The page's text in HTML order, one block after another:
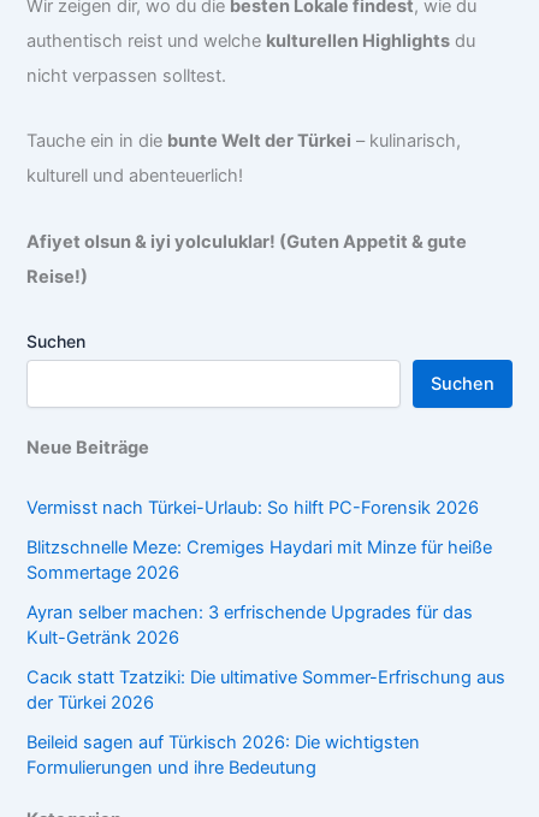
Wir zeigen dir, wo du die besten Lokale findest, wie du
authentisch reist und welche kulturellen Highlights du
nicht verpassen solltest.
Tauche ein in die bunte Welt der Türkei – kulinarisch,
kulturell und abenteuerlich!
Afiyet olsun & iyi yolculuklar! (Guten Appetit & gute
Reise!)
Suchen
Suchen
Neue Beiträge
Vermisst nach Türkei-Urlaub: So hilft PC-Forensik 2026
Blitzschnelle Meze: Cremiges Haydari mit Minze für heiße
Sommertage 2026
Ayran selber machen: 3 erfrischende Upgrades für das
Kult-Getränk 2026
Cacık statt Tzatziki: Die ultimative Sommer-Erfrischung aus
der Türkei 2026
Beileid sagen auf Türkisch 2026: Die wichtigsten
Formulierungen und ihre Bedeutung